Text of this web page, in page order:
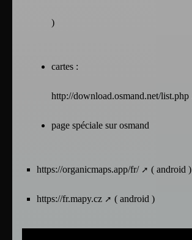
)
cartes :
http://download.osmand.net/list.php
page spéciale sur osmand
https://organicmaps.app/fr/ ( android )
https://fr.mapy.cz ( android )